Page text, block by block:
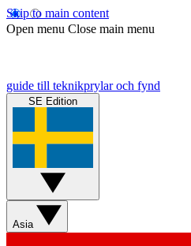
Skip to main content
Open menu Close main menu
guide till teknikprylar och fynd
SE Edition
Asia